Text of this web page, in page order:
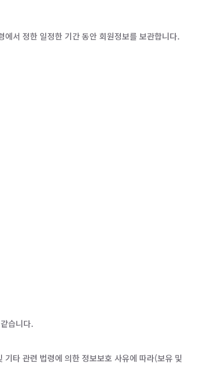
서 정한 일정한 기간 동안 회원정보를 보관합니다.
습니다.
타 관련 법령에 의한 정보보호 사유에 따라(보유 및